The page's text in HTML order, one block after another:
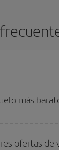
más
vuelta.ofertas